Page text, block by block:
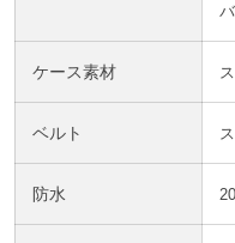
ケース素材
ベルト
防水